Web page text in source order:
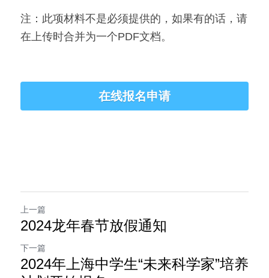
注：此项材料不是必须提供的，如果有的话，请
在上传时合并为一个PDF文档。
在线报名申请
上一篇
2024龙年春节放假通知
下一篇
2024年上海中学生“未来科学家”培养